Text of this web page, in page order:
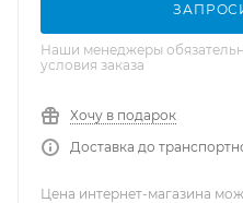
Наши менеджеры
условия заказа
Хочу в подарок
Доставка до
Цена интернет-магазина